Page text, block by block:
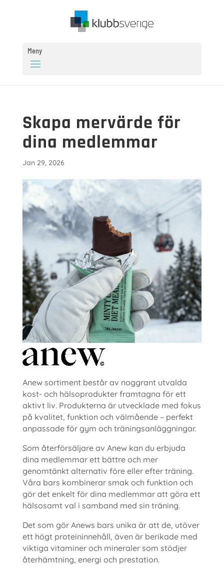
Meny
Skapa mervärde för
dina medlemmar
Jan 29, 2026
Anew sortiment består av noggrant utvalda
kost- och hälsoprodukter framtagna för ett
aktivt liv. Produkterna är utvecklade med fokus
på kvalitet, funktion och välmående – perfekt
anpassade för gym och träningsanläggningar.
Som återförsäljare av Anew kan du erbjuda
dina medlemmar ett bättre och mer
genomtänkt alternativ före eller efter träning.
Våra bars kombinerar smak och funktion och
gör det enkelt för dina medlemmar att göra ett
hälsosamt val i samband med sin träning.
Det som gör Anews bars unika är att de, utöver
ett högt proteininnehåll, även är berikade med
viktiga vitaminer och mineraler som stödjer
återhämtning, energi och prestation.